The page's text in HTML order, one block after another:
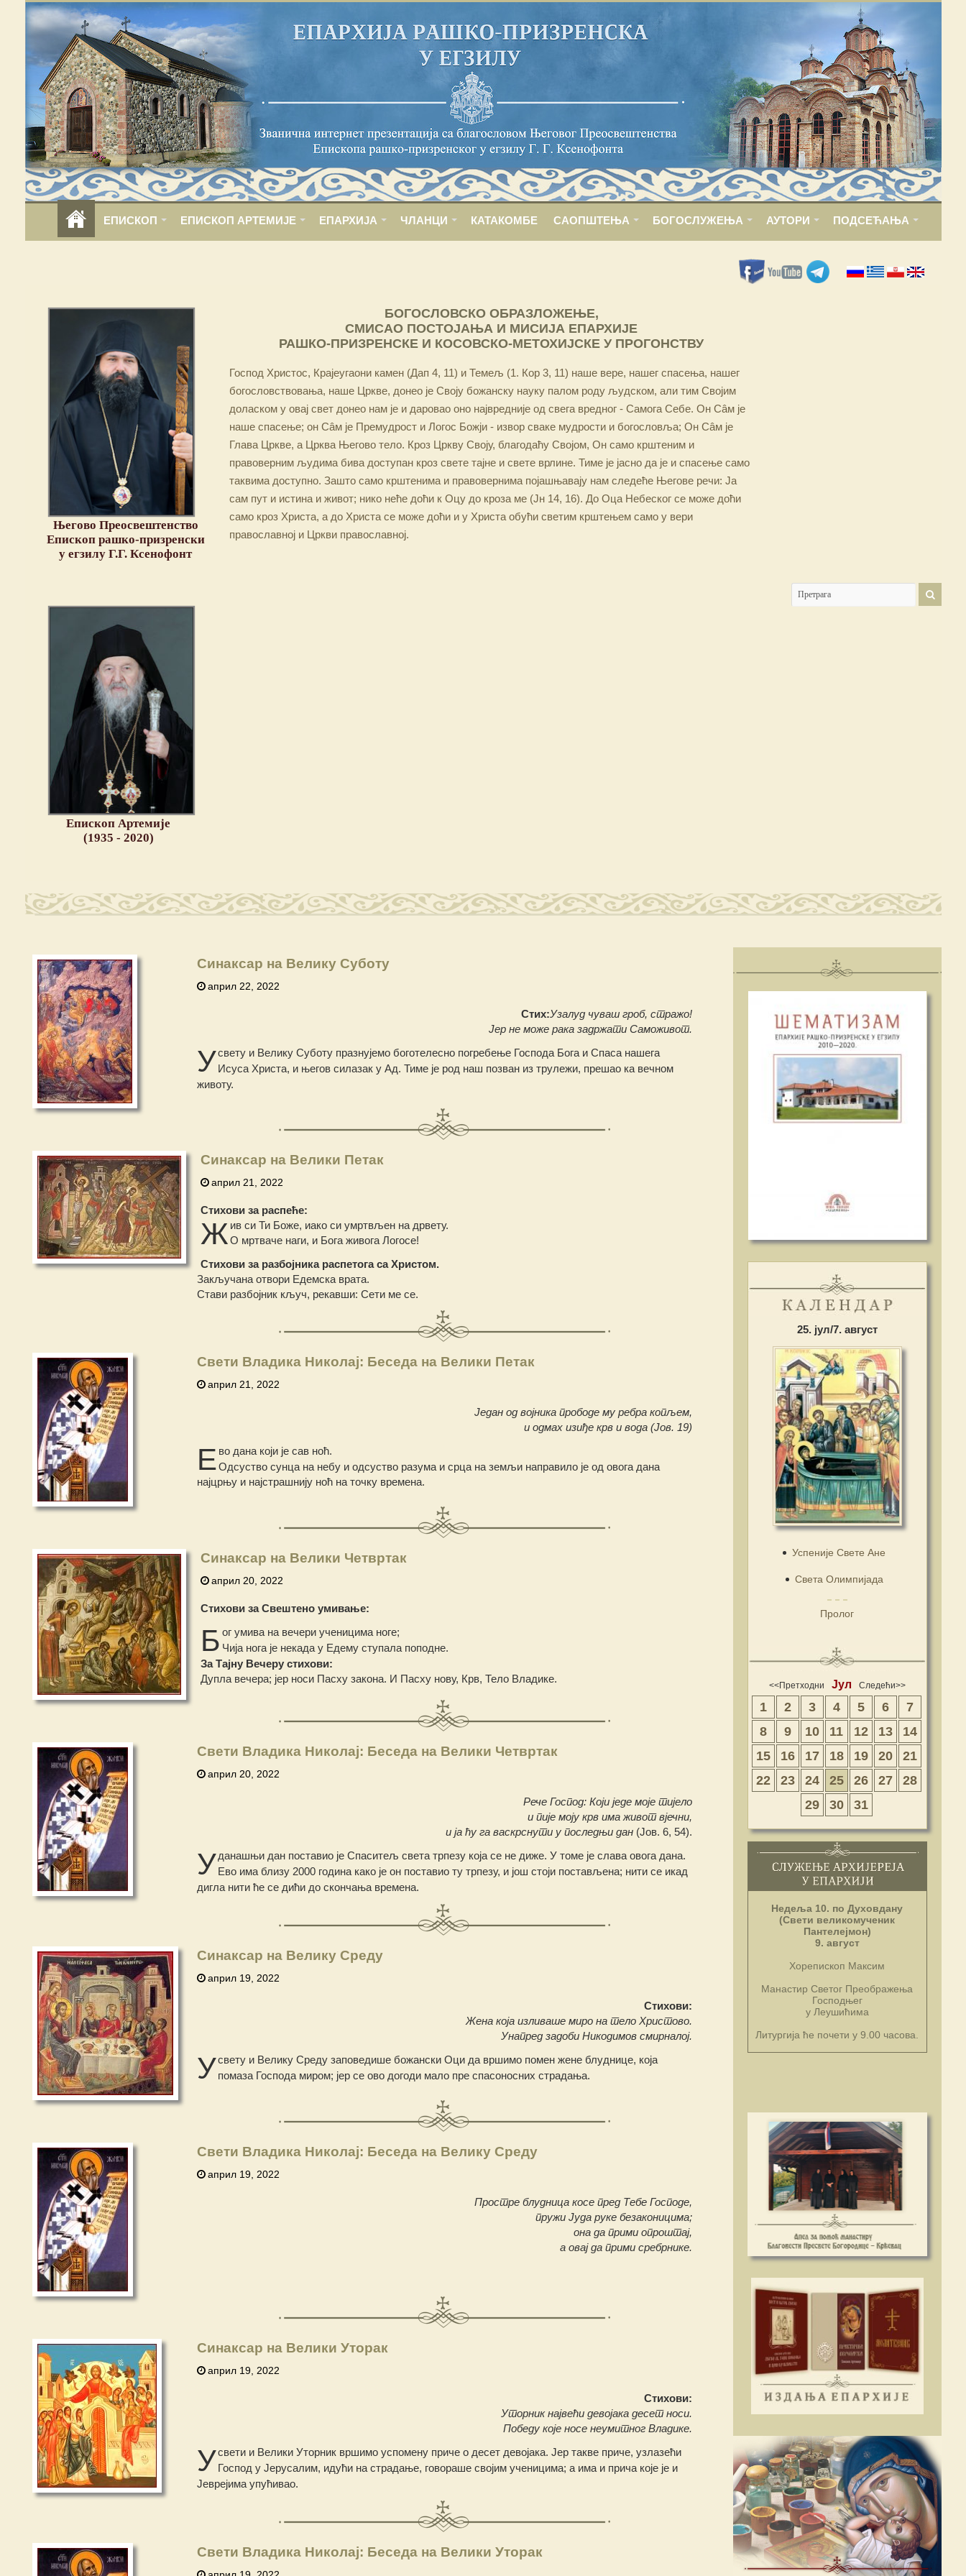
ЕПИСКОП ЕПИСКОП АРТЕМИЈЕ ЕПАРХИЈА ЧЛАНЦИ КАТАКОМБЕ САОПШТЕЊА БОГОСЛУЖЕЊА АУТОРИ ПОДСЕЋАЊА
Његово Преосвештенство
Епископ рашко-призренски
у егзилу Г.Г. Ксенофонт
БОГОСЛОВСКО ОБРАЗЛОЖЕЊЕ,
СМИСАО ПОСТОЈАЊА И МИСИЈА ЕПАРХИЈЕ
РАШКО-ПРИЗРЕНСКЕ И КОСОВСКО-МЕТОХИЈСКЕ У ПРОГОНСТВУ
Господ Христос, Крајеугаони камен (Дап 4, 11) и Темељ (1. Кор 3, 11) наше вере, нашег спасења, нашег
богословствовања, наше Цркве, донео је Своју божанску науку палом роду људском, али тим Својим
доласком у овај свет донео нам је и даровао оно највредније од свега вредног - Самога Себе. Он Сâм је
наше спасење; он Сâм је Премудрост и Логос Божји - извор сваке мудрости и богословља; Он Сâм је
Глава Цркве, а Црква Његово тело. Кроз Цркву Своју, благодаћу Својом, Он само крштеним и
правоверним људима бива доступан кроз свете тајне и свете врлине. Тиме је јасно да је и спасење само
таквима доступно. Зашто само крштенима и правовернима појашњавају нам следеће Његове речи: Ја
сам пут и истина и живот; нико неће доћи к Оцу до кроза ме (Јн 14, 16). До Оца Небеског се може доћи
само кроз Христа, а до Христа се може доћи и у Христа обући светим крштењем само у вери
православној и Цркви православној.
Епископ Артемије
(1935 - 2020)
Синаксар на Велику Суботу
април 22, 2022
Стих:Узалуд чуваш гроб, стражо!
Јер не може рака задржати Саможивот.
Усвету и Велику Суботу празнујемо боготелесно погребење Господа Бога и Спаса нашега
Исуса Христа, и његов силазак у Ад. Тиме је род наш позван из трулежи, прешао ка вечном
животу.
Синаксар на Велики Петак
април 21, 2022
Стихови за распеће:
Ж ив си Ти Боже, иако си умртвљен на дрвету.
О мртваче наги, и Бога живога Логосе!
Стихови за разбојника распетога са Христом.
Закључана отвори Едемска врата.
Стави разбојник кључ, рекавши: Сети ме се.
Свети Владика Николај: Беседа на Велики Петак
април 21, 2022
Један од војника прободе му ребра копљем,
и одмах изиђе крв и вода (Јов. 19)
Е во дана који је сав ноћ.
Одсуство сунца на небу и одсуство разума и срца на земљи направило је од овога дана
најцрњу и најстрашнију ноћ на точку времена.
Синаксар на Велики Четвртак
април 20, 2022
Стихови за Свештено умивање:
Б ог умива на вечери ученицима ноге;
Чија нога је некада у Едему ступала поподне.
За Тајну Вечеру стихови:
Дупла вечера; јер носи Пасху закона. И Пасху нову, Крв, Тело Владике.
Свети Владика Николај: Беседа на Велики Четвртак
април 20, 2022
Рече Господ: Који једе моје тијело
и пије моју крв има живот вјечни,
и ја ћу га васкрснути у последњи дан(Јов. 6, 54).
Уданашњи дан поставио је Спаситељ света трпезу која се не диже. У томе је слава овога дана.
Ево има близу 2000 година како је он поставио ту трпезу, и још стоји постављена; нити се икад
дигла нити ће се дићи до скончања времена.
Синаксар на Велику Среду
април 19, 2022
Стихови:
Жена која изливаше миро на тело Христово.
Унапред задоби Никодимов смирналој.
Усвету и Велику Среду заповедише божански Оци да вршимо помен жене блуднице, која
помаза Господа миром; јер се ово догоди мало пре спасоносних страдања.
Свети Владика Николај: Беседа на Велику Среду
април 19, 2022
Простре блудница косе пред Тебе Господе,
пружи Јуда руке безаконицима;
она да прими опроштај,
а овај да прими сребрнике.
Синаксар на Велики Уторак
април 19, 2022
Стихови:
Уторник највећи девојака десет носи.
Победу које носе неумитног Владике.
Усвети и Велики Уторник вршимо успомену приче о десет девојака. Јер такве приче, узлазећи
Господ у Јерусалим, идући на страдање, говораше својим ученицима; а има и прича које је и
Јеврејима упућивао.
Свети Владика Николај: Беседа на Велики Уторак
25. јул/7. август
Успеније Свете Ане
Света Олимпијада
Пролог
<<Претходни Јул Следећи>>
1 2 3 4 5 6
7
8
9 10 11 12 13
14
15
16 17 18 19 20
21
22
23 24 25 26 27
28
29
30 31
Недеља 10. по Духовдану
(Свети великомученик
Пантелејмон)
9. август
Хорепископ Максим
Манастир Светог Преображења
Господњег
у Леушићима
Литургија ће почети у 9.00 часова.